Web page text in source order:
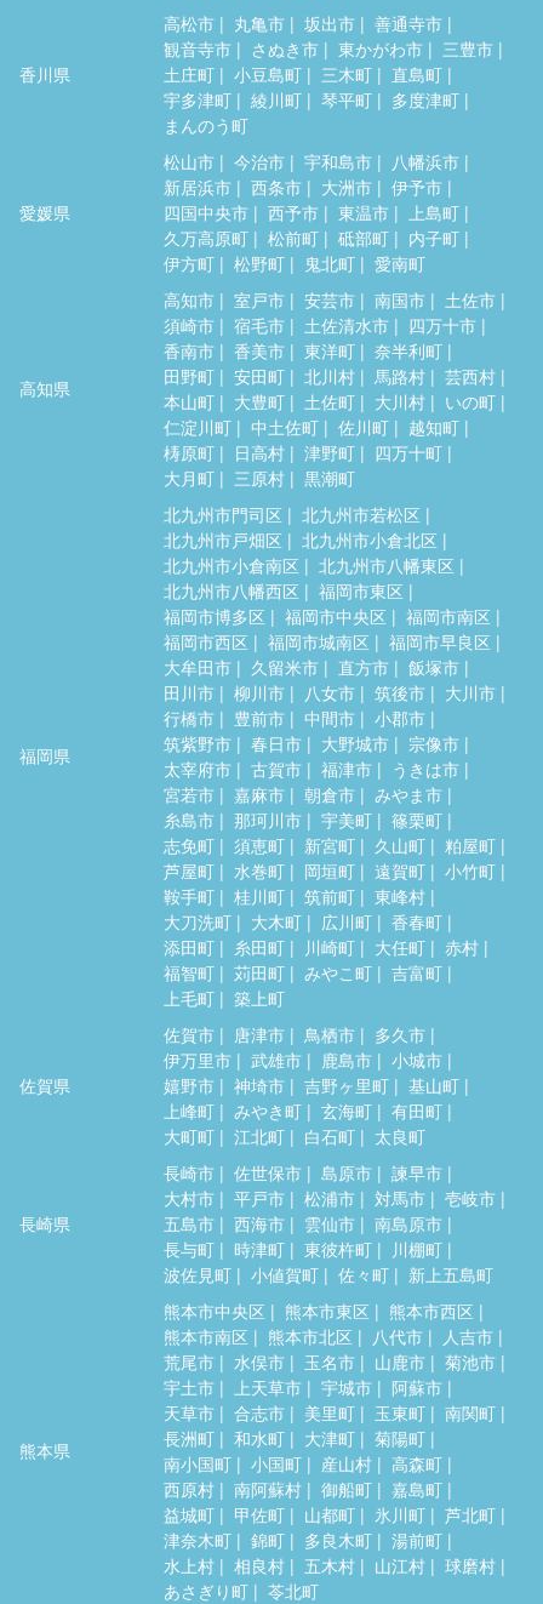
香川県
高松市 丸亀市 坂出市
善通寺市
観音寺市
さぬき市 東かがわ市
三豊市
土庄町
小豆島町 三木町
直島町
宇多津町
綾川町 琴平町
多度津町
まんのう町
愛媛県
松山市 今治市 宇和島市
八幡浜市
新居浜市
西条市 大洲市
伊予市
四国中央市
西予市 東温市
上島町
久万高原町
松前町 砥部町
内子町
伊方町
松野町 鬼北町 愛南町
高知県
高知市 室戸市 安芸市 南国市
土佐市
須崎市
宿毛市 土佐清水市
四万十市
香南市
香美市 東洋町
奈半利町
田野町
安田町 北川村 馬路村
芸西村
本山町
大豊町 土佐町 大川村
いの町
仁淀川町
中土佐町 佐川町
越知町
梼原町
日高村 津野町
四万十町
大月町
三原村 黒潮町
福岡県
北九州市門司区
北九州市若松区
北九州市戸畑区
北九州市小倉北区
北九州市小倉南区
北九州市八幡東区
北九州市八幡西区
福岡市東区
福岡市博多区
福岡市中央区
福岡市南区
福岡市西区
福岡市城南区
福岡市早良区
大牟田市
久留米市 直方市
飯塚市
田川市
柳川市 八女市 筑後市
大川市
行橋市
豊前市 中間市
小郡市
筑紫野市
春日市 大野城市
宗像市
太宰府市
古賀市 福津市
うきは市
宮若市
嘉麻市 朝倉市
みやま市
糸島市
那珂川市 宇美町
篠栗町
志免町
須恵町 新宮町 久山町
粕屋町
芦屋町
水巻町 岡垣町 遠賀町
小竹町
鞍手町
桂川町 筑前町
東峰村
大刀洗町
大木町 広川町
香春町
添田町
糸田町 川崎町 大任町
赤村
福智町
苅田町 みやこ町
吉富町
上毛町
築上町
佐賀県
佐賀市 唐津市 鳥栖市
多久市
伊万里市
武雄市 鹿島市
小城市
嬉野市
神埼市 吉野ヶ里町
基山町
上峰町
みやき町 玄海町
有田町
大町町
江北町 白石町 太良町
長崎県
長崎市 佐世保市 島原市
諫早市
大村市
平戸市 松浦市 対馬市
壱岐市
五島市
西海市 雲仙市
南島原市
長与町
時津町 東彼杵町
川棚町
波佐見町
小値賀町 佐々町 新上五島町
熊本県
熊本市中央区 熊本市東区
熊本市西区
熊本市南区
熊本市北区 八代市
人吉市
荒尾市
水俣市 玉名市 山鹿市
菊池市
宇土市
上天草市 宇城市
阿蘇市
天草市
合志市 美里町 玉東町
南関町
長洲町
和水町 大津町
菊陽町
南小国町
小国町 産山村
高森町
西原村
南阿蘇村 御船町
嘉島町
益城町
甲佐町 山都町 氷川町
芦北町
津奈木町
錦町 多良木町
湯前町
水上村
相良村 五木村 山江村
球磨村
あさぎり町
苓北町